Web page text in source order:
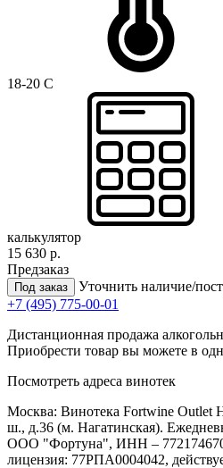
18-20 C
калькулятор
15 630 р.
Предзаказ
Под заказ
Уточнить наличие/
+7 (495) 775-00-01
Дистанционная продажа
Приобрести товар вы можете в
Посмотреть адреса винотек
Москва: Винотека Fortwine Outlet
ш., д.36 (м. Нагатинская).
ООО "Фортуна", ИНН –
лицензия: 77РПА0004042,